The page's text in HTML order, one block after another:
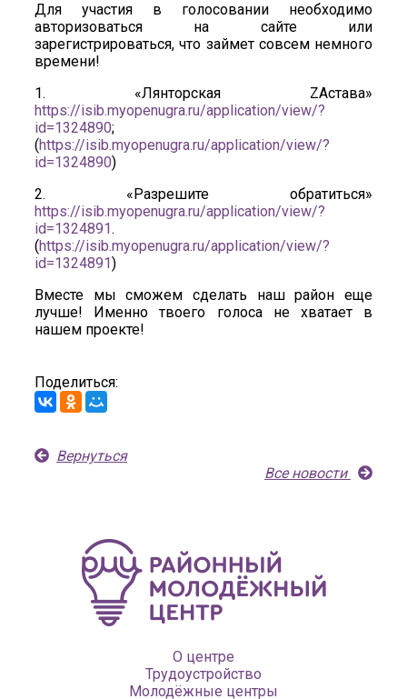
Для участия в голосовании необходимо
авторизоваться на сайте или
зарегистрироваться, что займет совсем немного
времени!
1. «Лянторская ZAстава»
https://isib.myopenugra.ru/application/view/?
id=1324890;
(https://isib.myopenugra.ru/application/view/?
id=1324890)
2. «Разрешите обратиться»
https://isib.myopenugra.ru/application/view/?
id=1324891.
(https://isib.myopenugra.ru/application/view/?
id=1324891)
Вместе мы сможем сделать наш район еще
лучше! Именно твоего голоса не хватает в
нашем проекте!
Поделиться:
Вернуться
Все новости
О центре
Трудоустройство
Молодёжные центры